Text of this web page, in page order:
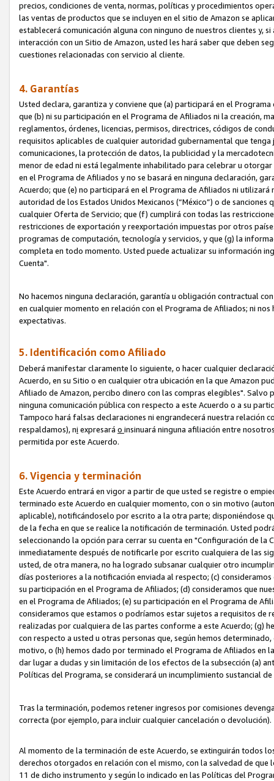
precios, condiciones de venta, normas, políticas y procedimientos
las ventas de productos que se incluyen en el sitio de Amazon se
establecerá comunicación alguna con ninguno de nuestros clientes y,
interacción con un Sitio de Amazon, usted les hará saber que deben
cuestiones relacionadas con servicio al cliente.
4. Garantías
Usted declara, garantiza y conviene que (a) participará en el
que (b) ni su participación en el Programa de Afiliados ni la creación,
reglamentos, órdenes, licencias, permisos, directrices, códigos de
requisitos aplicables de cualquier autoridad gubernamental que
comunicaciones, la protección de datos, la publicidad y la
menor de edad ni está legalmente inhabilitado para celebrar u
en el Programa de Afiliados y no se basará en ninguna declaración,
Acuerdo; que (e) no participará en el Programa de Afiliados ni
autoridad de los Estados Unidos Mexicanos (“México”) o de
cualquier Oferta de Servicio; que (f) cumplirá con todas las
restricciones de exportación y reexportación impuestas por otros
programas de computación, tecnología y servicios, y que (g) la
completa en todo momento. Usted puede actualizar su información
Cuenta".
No hacemos ninguna declaración, garantía u obligación contractual
en cualquier momento en relación con el Programa de Afiliados; ni
expectativas.
5. Identificación como Afiliado
Deberá manifestar claramente lo siguiente, o hacer cualquier
Acuerdo, en su Sitio o en cualquier otra ubicación en la que Amazon
Afiliado de Amazon, percibo dinero con las compras elegibles". Salvo
ninguna comunicación pública con respecto a este Acuerdo o a su
Tampoco hará falsas declaraciones ni engrandecerá nuestra relación
respaldamos), ni expresará o insinuará ninguna afiliación entre
permitida por este Acuerdo.
6. Vigencia y terminación
Este Acuerdo entrará en vigor a partir de que usted se registre o
terminado este Acuerdo en cualquier momento, con o sin motivo
aplicable), notificándoselo por escrito a la otra parte; disponiéndose
de la fecha en que se realice la notificación de terminación. Usted
seleccionando la opción para cerrar su cuenta en "Configuración de
inmediatamente después de notificarle por escrito cualquiera de las
usted, de otra manera, no ha logrado subsanar cualquier otro
días posteriores a la notificación enviada al respecto; (c)
su participación en el Programa de Afiliados; (d) consideramos que
en el Programa de Afiliados; (e) su participación en el Programa de
consideramos que estamos o podríamos estar sujetos a requisitos de
realizadas por cualquiera de las partes conforme a este Acuerdo; (g)
con respecto a usted u otras personas que, según hemos
motivo, o (h) hemos dado por terminado el Programa de Afiliados en
dar lugar a dudas y sin limitación de los efectos de la subsección (a)
Políticas del Programa, se considerará un incumplimiento sustancial
Tras la terminación, podemos retener ingresos por comisiones
correcta (por ejemplo, para incluir cualquier cancelación o devolución).
Al momento de la terminación de este Acuerdo, se extinguirán todos
derechos otorgados en relación con el mismo, con la salvedad de
11 de dicho instrumento y según lo indicado en las Políticas del